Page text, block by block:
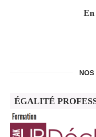
ÉGALITÉ